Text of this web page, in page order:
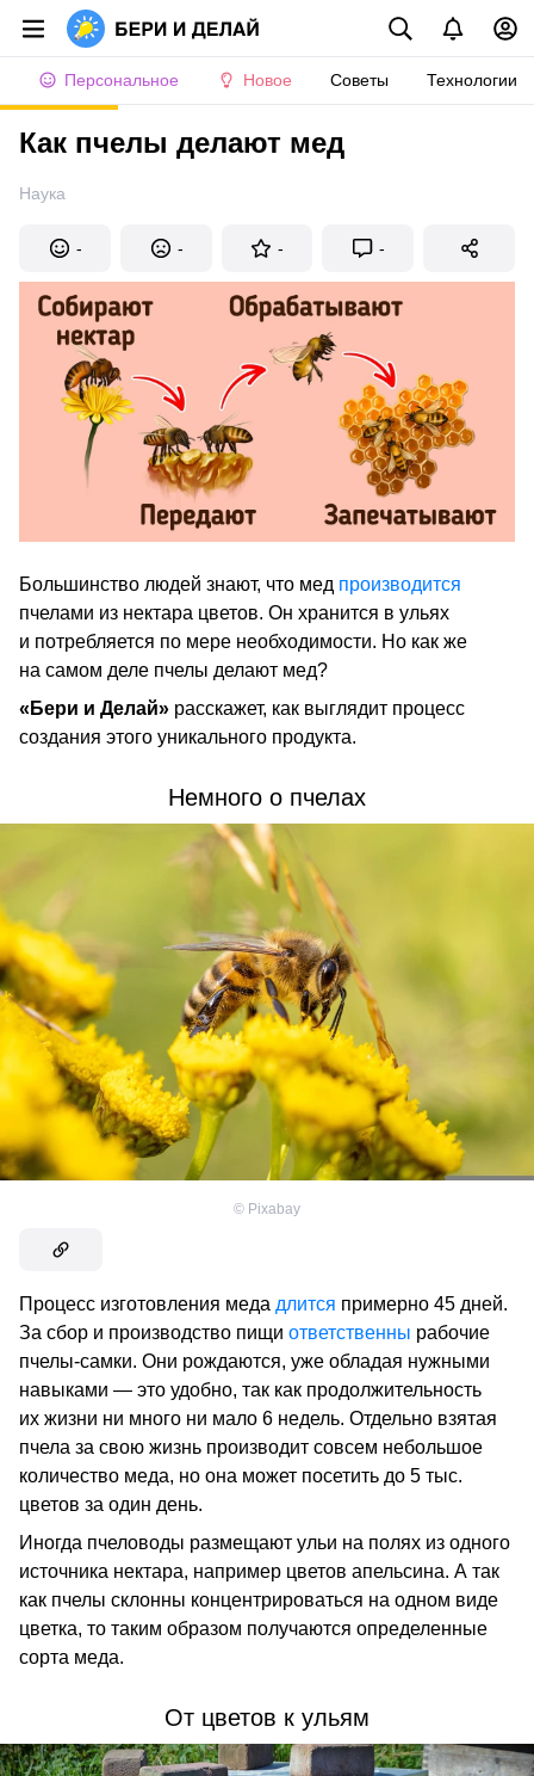
Персональное Новое Советы Технологии
Как пчелы делают мед
Наука
- - - -
Большинство людей знают, что мед производится
пчелами из нектара цветов. Он хранится в ульях
и потребляется по мере необходимости. Но как же
на самом деле пчелы делают мед?
«Бери и Делай» расскажет, как выглядит процесс
создания этого уникального продукта.
Немного о пчелах
© Pixabay
Процесс изготовления меда длится примерно 45 дней.
За сбор и производство пищи ответственны рабочие
пчелы-самки. Они рождаются, уже обладая нужными
навыками — это удобно, так как продолжительность
их жизни ни много ни мало 6 недель. Отдельно взятая
пчела за свою жизнь производит совсем небольшое
количество меда, но она может посетить до 5 тыс.
цветов за один день.
Иногда пчеловоды размещают ульи на полях из одного
источника нектара, например цветов апельсина. А так
как пчелы склонны концентрироваться на одном виде
цветка, то таким образом получаются определенные
сорта меда.
От цветов к ульям